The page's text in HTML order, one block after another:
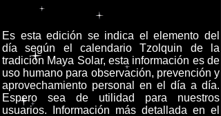
Es esta edición se indica el elemento del
día según el calendario Tzolquin de la
tradición Maya Solar, esta información es de
uso humano para observación, prevención y
aprovechamiento personal en el día a día.
Espero sea de utilidad para nuestros
usuarios. Información más detallada en el